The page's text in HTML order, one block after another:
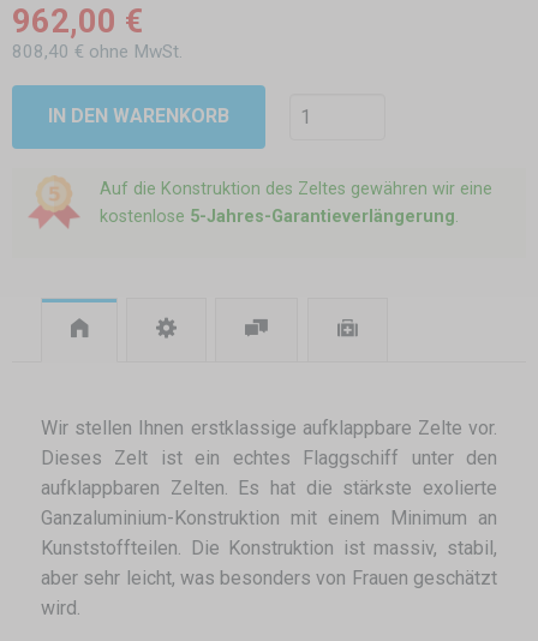
962,00 €
808,40 € ohne MwSt.
IN DEN WARENKORB
Auf die Konstruktion des Zeltes gewähren wir eine
kostenlose 5-Jahres-Garantieverlängerung.
Wir stellen Ihnen erstklassige aufklappbare Zelte vor.
Dieses Zelt ist ein echtes Flaggschiff unter den
aufklappbaren Zelten. Es hat die stärkste exolierte
Ganzaluminium-Konstruktion mit einem Minimum an
Kunststoffteilen. Die Konstruktion ist massiv, stabil,
aber sehr leicht, was besonders von Frauen geschätzt
wird.